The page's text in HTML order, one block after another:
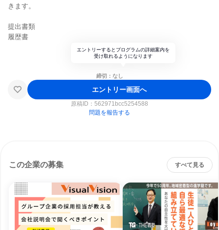
きます。
提出書類
履歴書
エントリーするとプログラムの詳細案内を
受け取れるようになります
締切：なし
エントリー画面へ
原稿ID： 562971bcc5254588
問題を報告する
この企業の募集 すべて見る